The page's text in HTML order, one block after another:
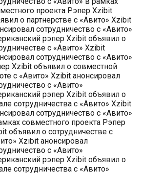
проекта Рэпер Xzibit
о партнерстве с «Авито» Xzibit
сотрудничество с «Авито»
рэпер Xzibit объявил о
с «Авито» Xzibit
сотрудничество с «Авито»
Xzibit объявил о совместной
с «Авито» Xzibit анонсировал
с «Авито»
рэпер Xzibit объявил о
сотрудничества с «Авито» Xzibit
сотрудничество с «Авито»
совместного проекта Рэпер
объявил о сотрудничестве с
Xzibit анонсировал
с «Авито»
рэпер Xzibit объявил о
сотрудничества с «Авито»